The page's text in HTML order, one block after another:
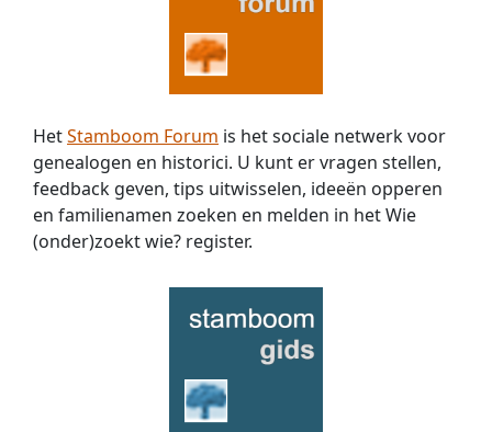
HetStamboom Forum is het sociale netwerk voor
genealogen en historici. U kunt er vragen stellen,
feedback geven, tips uitwisselen, ideeën opperen
en familienamen zoeken en melden in het Wie
(onder)zoekt wie? register.